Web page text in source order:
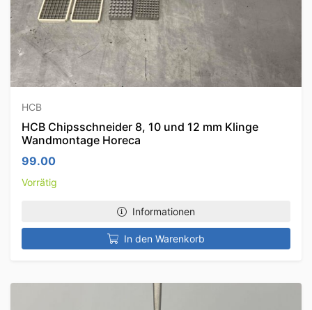
HCB
HCB Chipsschneider 8, 10 und 12 mm Klinge
Wandmontage Horeca
99.00
Vorrätig
Informationen
In den Warenkorb